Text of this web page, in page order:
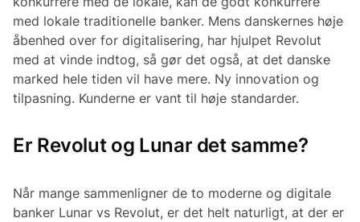
med lokale traditionelle banker. Mens danskernes høje
åbenhed over for digitalisering, har hjulpet Revolut
med at vinde indtog, så gør det også, at det danske
marked hele tiden vil have mere. Ny innovation og
tilpasning. Kunderne er vant til høje standarder.
Er Revolut og Lunar det samme?
Når mange sammenligner de to moderne og digitale
banker Lunar vs Revolut, er det helt naturligt, at der er